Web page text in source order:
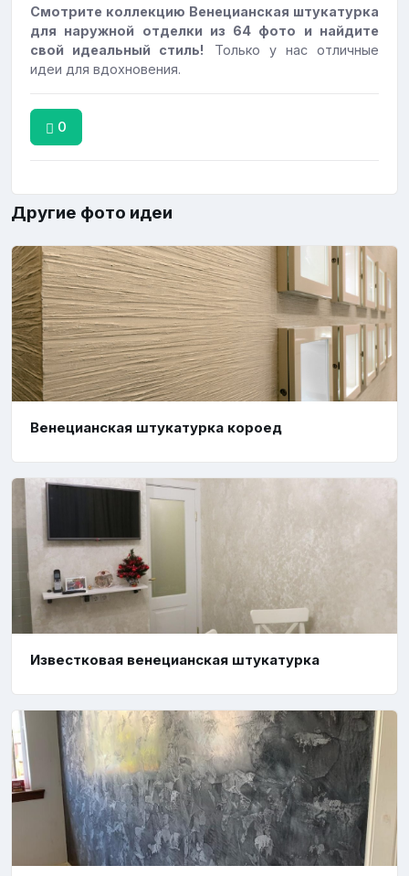
Смотрите коллекцию Венецианская штукатурка
для наружной отделки из 64 фото и найдите
свой идеальный стиль!
Только у нас отличные
идеи для вдохновения.
0
Другие фото идеи
Венецианская штукатурка короед
Известковая венецианская штукатурка